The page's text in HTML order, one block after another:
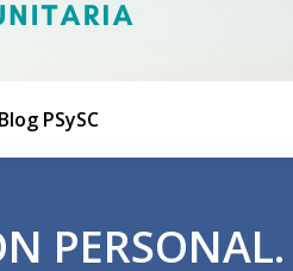
PSySC